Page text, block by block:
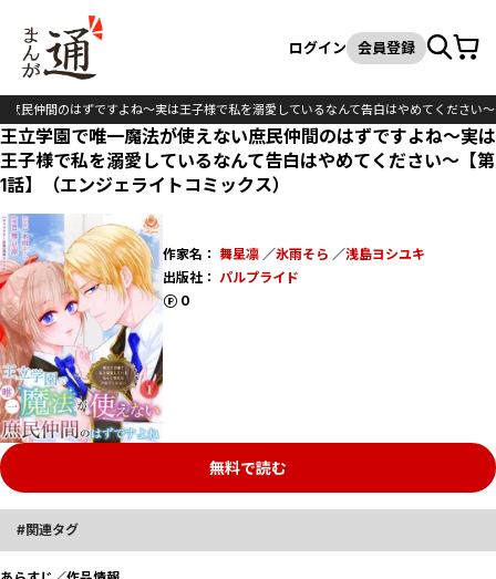
検索
ログイン 会員登録カート
庶民仲間のはずですよね～実は王子様で私を溺愛しているなんて告白はやめてください～
王立学園で唯一魔法が使えない庶民仲間のはずですよね～実は
王子様で私を溺愛しているなんて告白はやめてください～【第
1話】（エンジェライトコミックス）
作家名： 舞星凛／氷雨そら ／浅島ヨシユキ
出版社： パルプライド
0
ポイント
無料で読む
関連タグ